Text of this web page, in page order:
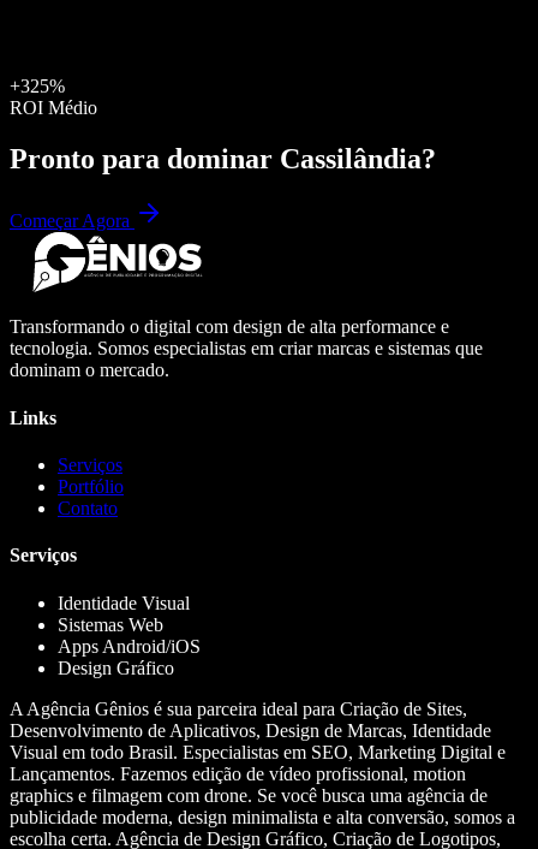
+325%
ROI Médio
Pronto para dominar Cassilândia?
Começar Agora
Transformando o digital com design de alta performance e
tecnologia. Somos especialistas em criar marcas e sistemas que
dominam o mercado.
Links
Serviços
Portfólio
Contato
Serviços
Identidade Visual
Sistemas Web
Apps Android/iOS
Design Gráfico
A Agência Gênios é sua parceira ideal para Criação de Sites,
Desenvolvimento de Aplicativos, Design de Marcas, Identidade
Visual em todo Brasil. Especialistas em SEO, Marketing Digital e
Lançamentos. Fazemos edição de vídeo profissional, motion
graphics e filmagem com drone. Se você busca uma agência de
publicidade moderna, design minimalista e alta conversão, somos a
escolha certa. Agência de Design Gráfico, Criação de Logotipos,